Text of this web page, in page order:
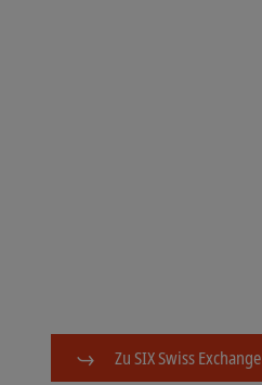
Zu SIX Swiss Exchange